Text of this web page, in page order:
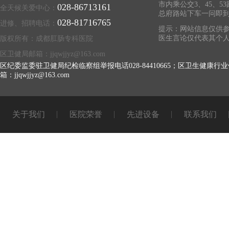
全天候关爱中心： 028-86713161
进修、招聘电话： 028-81716765
版权所有：成都肛肠专科医院
区卫健局邮箱：jjqwjjyz@163.com
市内乘公交3、45、
总府路站下车一问即
提示：网站信息仅供
医生言论仅代表其个
区纪委监委驻卫健局纪检临察组举报电话028-84410665；区卫生健康行
箱：jjqwjjyz@163.com
关于我们 医院荣誉 先进设备 联系我们